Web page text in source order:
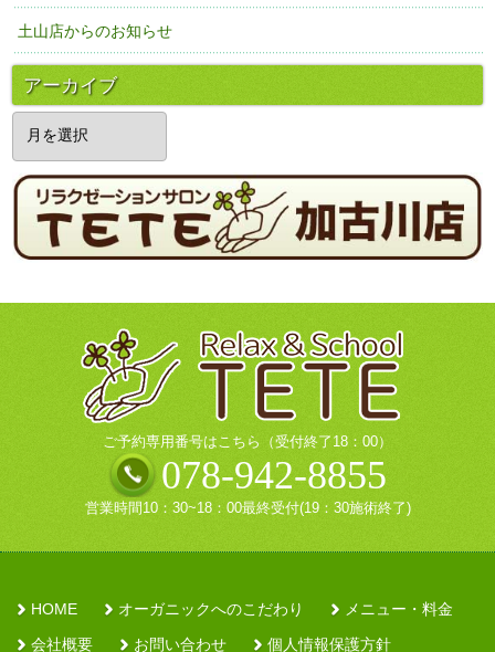
土山店からのお知らせ
アーカイブ
イ
ご予約専用番号はこちら（受付終了18：00）
078-942-8855
営業時間10：30~18：00最終受付(19：30施術終了)
HOME オーガニックへのこだわり メニュー・料金
会社概要 お問い合わせ 個人情報保護方針